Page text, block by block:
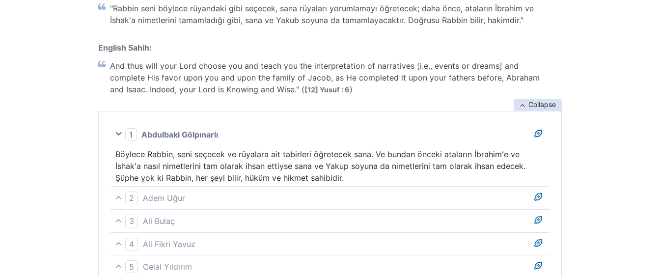
"Rabbin seni böylece rüyandaki gibi seçecek, sana rüyaları yorumlamayı öğretecek; daha önce, ataların İbrahim ve
İshak'a nimetlerini tamamladığı gibi, sana ve Yakub soyuna da tamamlayacaktır. Doğrusu Rabbin bilir, hakimdir."
English Sahih:
And thus will your Lord choose you and teach you the interpretation of narratives [i.e., events or dreams] and
complete His favor upon you and upon the family of Jacob, as He completed it upon your fathers before, Abraham
and Isaac. Indeed, your Lord is Knowing and Wise." ([12] Yusuf : 6)
Collapse
1
Abdulbaki Gölpınarlı
Böylece Rabbin, seni seçecek ve rüyalara ait tabirleri öğretecek sana. Ve bundan önceki ataların İbrahim'e ve
İshak'a nasıl nimetlerini tam olarak ihsan ettiyse sana ve Yakup soyuna da nimetlerini tam olarak ihsan edecek.
Şüphe yok ki Rabbin, her şeyi bilir, hüküm ve hikmet sahibidir.
2
Adem Uğur
İşte böylece Rabbin seni seçecek, sana (rüyada görülen) olayların yorumunu öğretecek ve daha önce iki atan
İbrahim ve İshak´a nimetini tamamladığı gibi sana ve Ya´kub soyuna da nimetini tamamlayacaktır. Çünkü Rabbin
çok iyi bilendir, hikmet sahibidir.
3
Ali Bulaç
"Böylece Rabbin seni seçkin kılacak, sözlerin yorumundan (kaynaklanan bir bilgiyi) sana öğretecek ve daha önce
ataların İbrahim ve İshak'a (nimetini) tamamladığı gibi senin ve Yakub ailesinin üzerindeki nimetini tamamlayacaktır.
Elbette Rabbin, bilendir, hüküm ve hikmet sahibidir."
4
Ali Fikri Yavuz
İşte bu rüyan delâlet ettiği gibi, Rabbin seni seçecek ve sana rüya tâbirini öğretecektir. Bundan önce ataların
5
Celal Yıldırım